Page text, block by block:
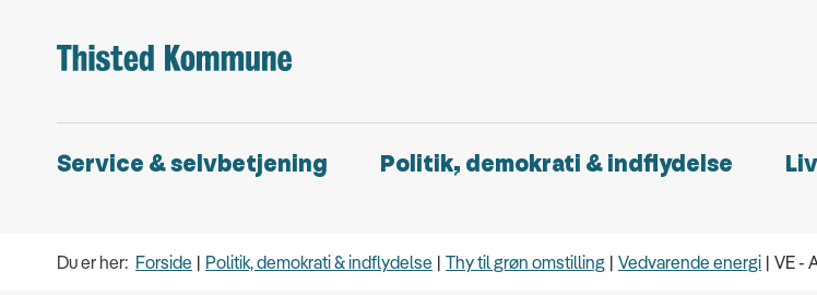
Service & selvbetjening Politik, demokrati & indflydelse
Du er her: Forside Politik, demokrati & indflydelse Thy til grøn omstilling Vedvarende energi VE -